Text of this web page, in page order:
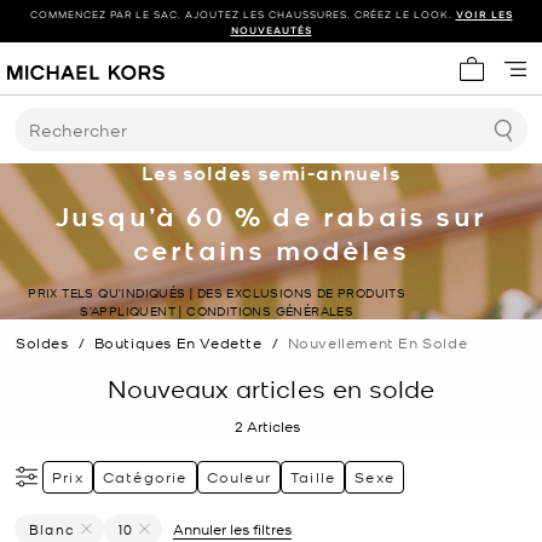
COMMENCEZ PAR LE SAC. AJOUTEZ LES CHAUSSURES. CRÉEZ LE LOOK. VOIR LES
NOUVEAUTÉS
Mon
Rechercher
Les soldes semi-annuels
Jusqu’à 60 % de rabais sur
certains modèles
PRIX TELS QU’INDIQUÉS | DES EXCLUSIONS DE PRODUITS
S’APPLIQUENT | CONDITIONS GÉNÉRALES
Soldes / Boutiques En Vedette / Nouvellement En Solde
Nouveaux articles en solde
2 Articles
Prix Catégorie Couleur Taille Sexe
Blanc
10
Annuler les filtres